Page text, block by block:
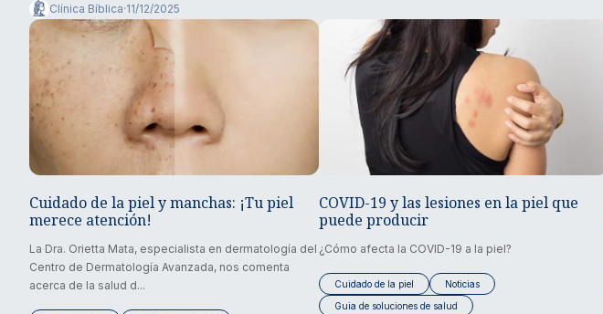
Clínica Bíblica·11/12/2025
Cuidado de la piel y manchas: ¡Tu piel
merece atención!
La Dra. Orietta Mata, especialista en dermatología del
Centro de Dermatología Avanzada, nos comenta
acerca de la salud d...
COVID-19 y las lesiones en la piel que
puede producir
¿Cómo afecta la COVID-19 a la piel?
Cuidado de la piel
Noticias
Guia de soluciones de salud